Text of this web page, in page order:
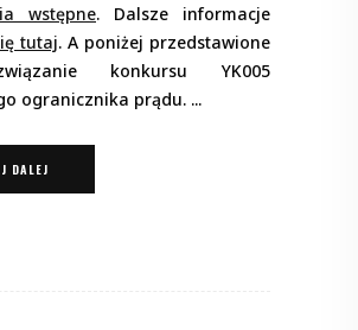
wstępne. Dalsze informacje
tutaj. A poniżej przedstawione
konkursu YK005
ogranicznika prądu.
DALEJ